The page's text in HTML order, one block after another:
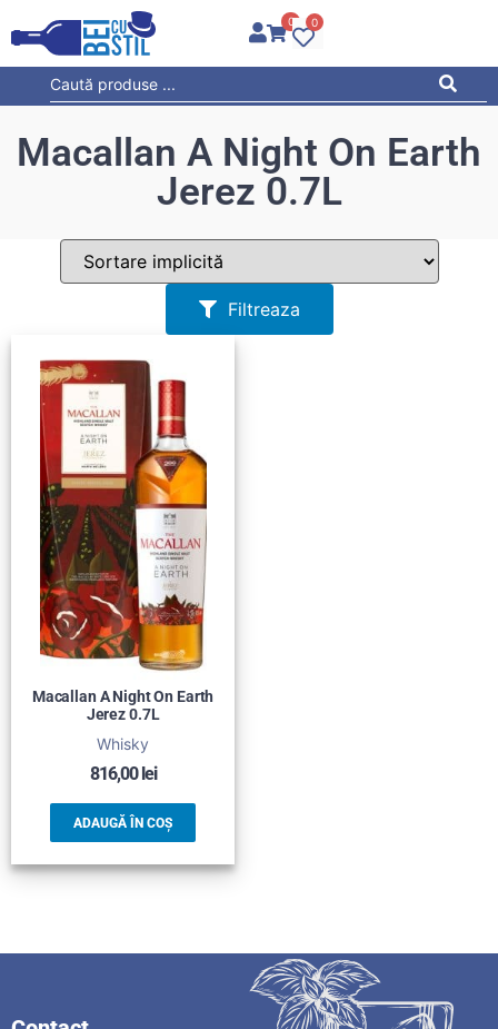
0 0
Macallan A Night On Earth
Jerez 0.7L
Filtreaza
Macallan A Night On Earth
Jerez 0.7L
Whisky
816,00lei
ADAUGĂ ÎN COȘ